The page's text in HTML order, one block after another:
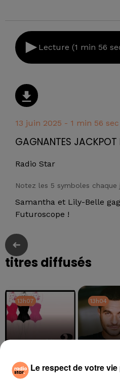
Lecture (1 min 56
13 juin 2025 - 1 min 56 sec
GAGNANTES JACKPOT
Radio Star
Notez les 5 symboles chaque
Samantha et Lily-Belle
Futuroscope !
titres diffusés
13h07
13h07
BRITNEY SPEARS
Baby One More
13h04
13h04
A
Le respect de votre